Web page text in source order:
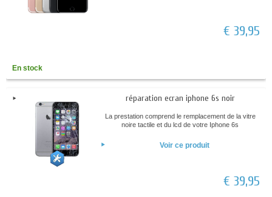
€ 39,95
En stock
réparation ecran iphone 6s noir
La prestation comprend le remplacement de la vitre
noire tactile et du lcd de votre Iphone 6s
Voir ce produit
€ 39,95